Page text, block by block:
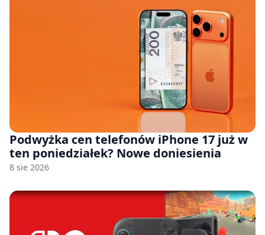
Podwyżka cen telefonów iPhone 17 już w
ten poniedziałek? Nowe doniesienia
8 sie 2026